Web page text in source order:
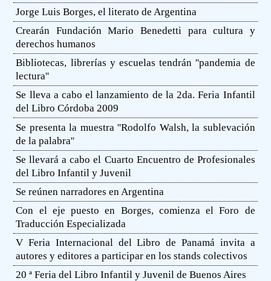
Jorge Luis Borges, el literato de Argentina
Crearán Fundación Mario Benedetti para cultura y
derechos humanos
Bibliotecas, librerías y escuelas tendrán ''pandemia de
lectura''
Se lleva a cabo el lanzamiento de la 2da. Feria Infantil
del Libro Córdoba 2009
Se presenta la muestra ''Rodolfo Walsh, la sublevación
de la palabra''
Se llevará a cabo el Cuarto Encuentro de Profesionales
del Libro Infantil y Juvenil
Se reúnen narradores en Argentina
Con el eje puesto en Borges, comienza el Foro de
Traducción Especializada
V Feria Internacional del Libro de Panamá invita a
autores y editores a participar en los stands colectivos
20 ª Feria del Libro Infantil y Juvenil de Buenos Aires